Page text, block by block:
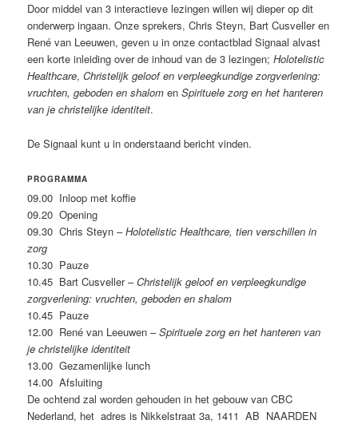
Door middel van 3 interactieve lezingen willen wij dieper op dit
onderwerp ingaan. Onze sprekers, Chris Steyn, Bart Cusveller en
René van Leeuwen, geven u in onze contactblad Signaal alvast
een korte inleiding over de inhoud van de 3 lezingen;Holotelistic
Healthcare,Christelijk geloof en verpleegkundige zorgverlening:
vruchten, geboden en shalom enSpirituele zorg en het hanteren
van je christelijke identiteit.
De Signaal kunt u in onderstaand bericht vinden.
PROGRAMMA
09.00 Inloop met koffie
09.20 Opening
09.30 Chris Steyn –Holotelistic Healthcare, tien verschillen in
zorg
10.30 Pauze
10.45 Bart Cusveller –Christelijk geloof en verpleegkundige
zorgverlening: vruchten, geboden en shalom
10.45 Pauze
12.00 René van Leeuwen –Spirituele zorg en het hanteren van
je christelijke identiteit
13.00 Gezamenlijke lunch
14.00 Afsluiting
De ochtend zal worden gehouden in het gebouw van CBC
Nederland, het adres is Nikkelstraat 3a, 1411 AB NAARDEN